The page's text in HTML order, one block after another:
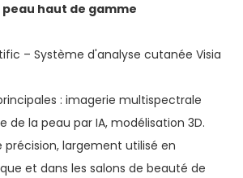
peau haut de gamme
– Système d'analyse cutanée Visia
: imagerie multispectrale
de la peau par IA, modélisation 3D.
précision, largement utilisé en
et dans les salons de beauté de